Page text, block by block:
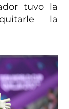
tuvo la
la